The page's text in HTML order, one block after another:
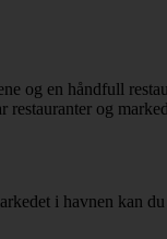
og en håndfull
restauranter og
i havnen kan